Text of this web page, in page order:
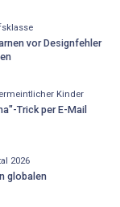
vor Designfehler
Kinder
Trick per E-Mail
2026
globalen